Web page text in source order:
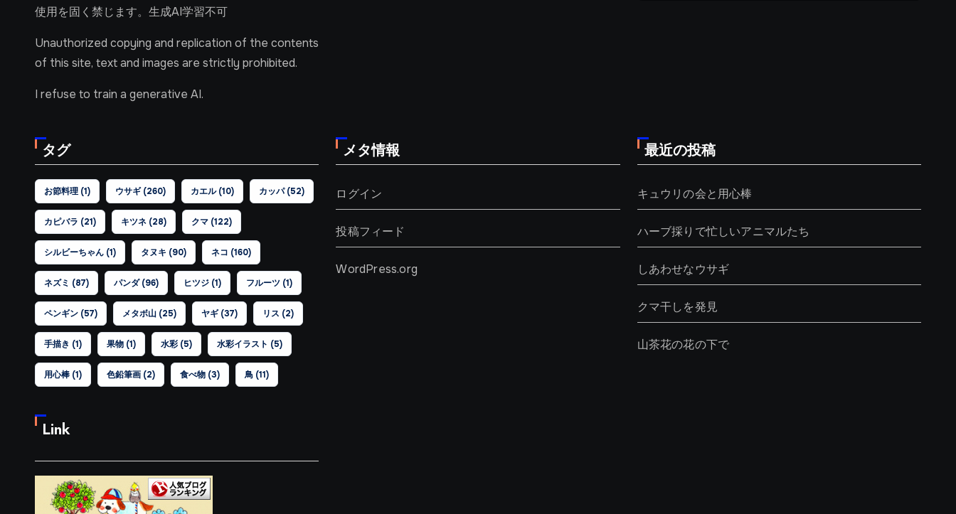
使用を固く禁じます。生成AI学習不可
Unauthorized copying and replication of the contents
of this site, text and images are strictly prohibited.
I refuse to train a generative AI.
タグ
お節料理 (1) ウサギ(260) カエル(10) カッパ(52)
カピバラ (21) キツネ (28) クマ (122)
シルビーちゃん (1) タヌキ (90) ネコ (160)
ネズミ (87) パンダ(96) ヒツジ (1) フルーツ (1)
ペンギン (57) メタボ山 (25) ヤギ(37) リス (2)
手描き (1) 果物 (1) 水彩 (5) 水彩イラスト (5)
用心棒 (1) 色鉛筆画 (2) 食べ物 (3) 鳥 (11)
メタ情報
ログイン
投稿フィード
WordPress.org
最近の投稿
キュウリの会と用心棒
ハーブ採りで忙しいアニマルたち
しあわせなウサギ
クマ干しを発見
山茶花の花の下で
Link